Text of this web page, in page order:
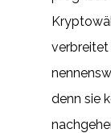
verbreitet
denn sie